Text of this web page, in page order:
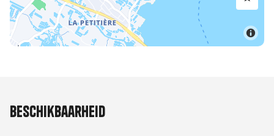
Beschikbaarheid